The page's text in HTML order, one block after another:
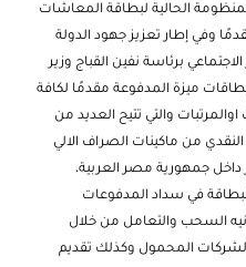
الحالية لبطاقة المعاشات
وفي إطار تعزيز جهود الدولة
برئاسة نفين القباج وزير
ميزة المدفوعة مقدمًا لكافة
والتي تتيح العديد من
من ماكينات الصراف الالي
داخل جمهورية مصر العربية،
في سداد المدفوعات
السحب والتعامل من خلال
لشركات المحمول وكذلك تقديم